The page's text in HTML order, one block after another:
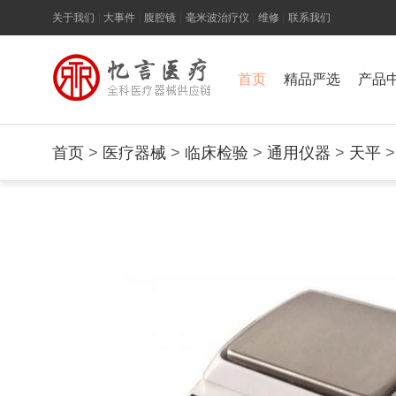
关于我们 大事件 腹腔镜 毫米波治疗仪 维修 联系我们
首页 精品严选 产品
首页 > 医疗器械 > 临床检验 > 通用仪器 > 天平